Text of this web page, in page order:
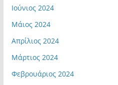
Ιούνιος 2024
Μάιος 2024
Απρίλιος 2024
Μάρτιος 2024
Φεβρουάριος 2024